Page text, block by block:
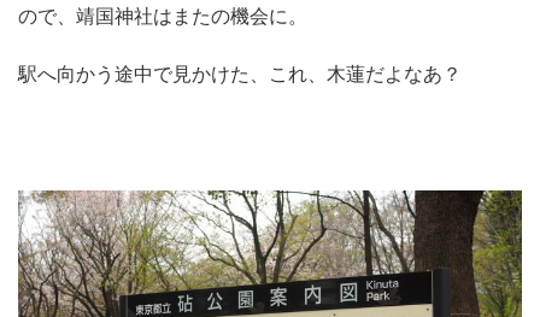
ので、靖国神社はまたの機会に。
駅へ向かう途中で見かけた、これ、木蓮だよなあ？